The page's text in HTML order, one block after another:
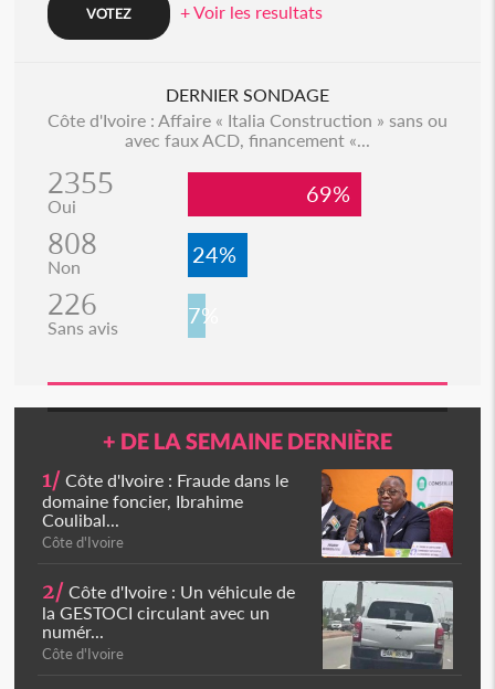
+ Voir les resultats
DERNIER SONDAGE
Côte d'Ivoire : Affaire « Italia Construction » sans ou
avec faux ACD, financement «...
2355
Oui 69%
808
Non 24%
226
Sans avis 7%
+ DE LA SEMAINE DERNIÈRE
1/ Côte d'Ivoire : Fraude dans le
domaine foncier, Ibrahime
Coulibal...
Côte d'Ivoire
2/ Côte d'Ivoire : Un véhicule de
la GESTOCI circulant avec un
numér...
Côte d'Ivoire